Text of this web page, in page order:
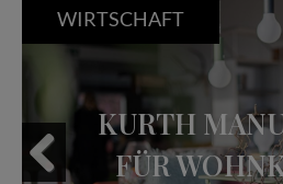
WIRTSCHAFT
KURTH
FÜR